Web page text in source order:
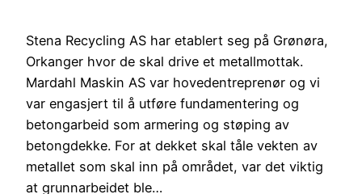
Stena Recycling AS har etablert seg på Grønøra,
Orkanger hvor de skal drive et metallmottak.
Mardahl Maskin AS var hovedentreprenør og vi
var engasjert til å utføre fundamentering og
betongarbeid som armering og støping av
betongdekke. For at dekket skal tåle vekten av
metallet som skal inn på området, var det viktig
at grunnarbeidet ble…